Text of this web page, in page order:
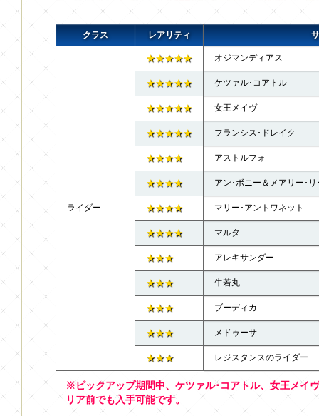
クラス レアリティ
ライダー
★★★★★ オジマンディアス
★★★★★ ケツァル･コアトル
★★★★★ 女王メイヴ
★★★★★ フランシス･ドレイク
★★★★ アストルフォ
★★★★ アン･ボニー＆メアリー･リ
★★★★ マリー･アントワネット
★★★★ マルタ
★★★ アレキサンダー
★★★ 牛若丸
★★★ ブーディカ
★★★ メドゥーサ
★★★ レジスタンスのライダー
※ピックアップ期間中、ケツァル･コアトル、女王メイ
リア前でも入手可能です。